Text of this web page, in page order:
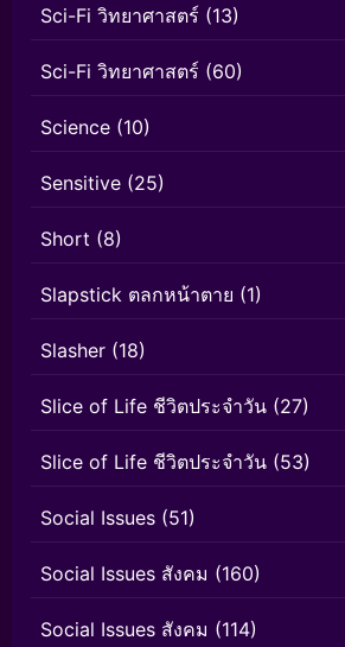
Sci-Fi วิทยาศาสตร์ (13)
Sci-Fi วิทยาศาสตร์ (60)
Science (10)
Sensitive (25)
Short (8)
Slapstick ตลกหน้าตาย (1)
Slasher (18)
Slice of Life ชีวิตประจำวัน (27)
Slice of Life ชีวิตประจำวัน (53)
Social Issues (51)
Social Issues สังคม (160)
Social Issues สังคม (114)